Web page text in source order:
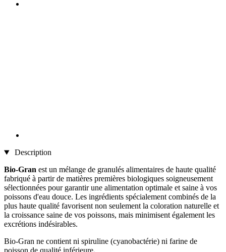
Description
Bio-Gran est un mélange de granulés alimentaires de haute qualité
fabriqué à partir de matières premières biologiques soigneusement
sélectionnées pour garantir une alimentation optimale et saine à vos
poissons d'eau douce. Les ingrédients spécialement combinés de la
plus haute qualité favorisent non seulement la coloration naturelle et
la croissance saine de vos poissons, mais minimisent également les
excrétions indésirables.
Bio-Gran ne contient ni spiruline (cyanobactérie) ni farine de